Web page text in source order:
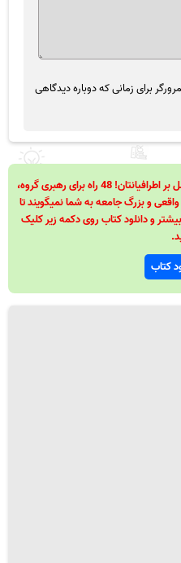
برای زمانی که دوباره دیدگاهی
48 قانون قدرت! 48 فرمول برای تسلط کامل بر اطرافیانتان! 48 راه برای رهبری گروه،
که رهبران واقعی و بزرگ جامعه به شما نمیگویند تا
و دانلود کتاب روی دکمه زیر کلیک
کتاب